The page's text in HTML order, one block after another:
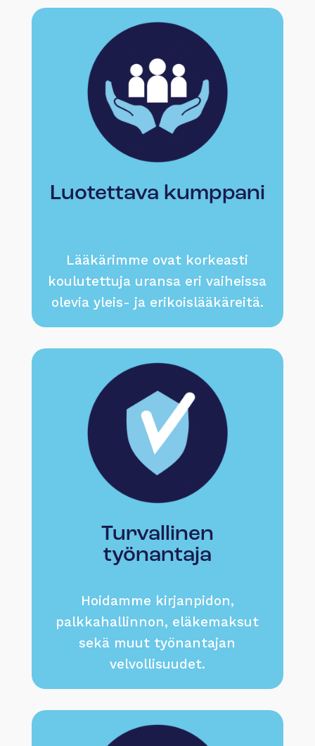
Luotettava kumppani
Lääkärimme ovat korkeasti
koulutettuja uransa eri vaiheissa
olevia yleis- ja erikoislääkäreitä.
Turvallinen
työnantaja
Hoidamme kirjanpidon,
palkkahallinnon, eläkemaksut
sekä muut työnantajan
velvollisuudet.